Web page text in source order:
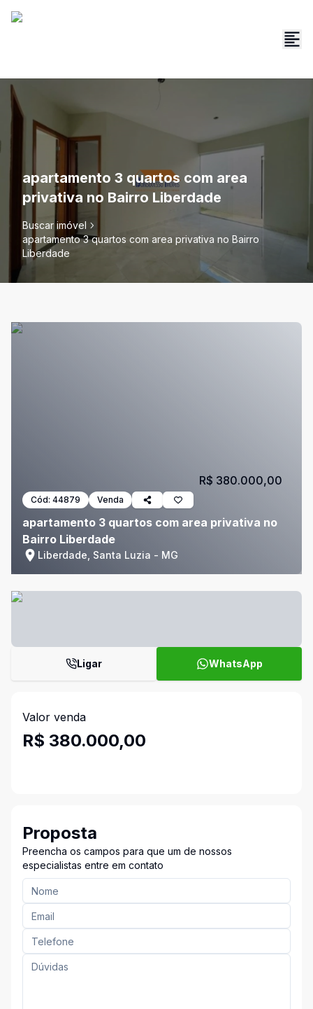
apartamento 3 quartos com area
privativa no Bairro Liberdade
Buscar imóvel
apartamento 3 quartos com area privativa no Bairro
Liberdade
Cód: 44879 Venda
apartamento 3 quartos com area privativa no
Bairro Liberdade
Liberdade, Santa Luzia - MG
R$ 380.000,00
Ligar WhatsApp
Valor venda
R$ 380.000,00
Proposta
Preencha os campos para que um de nossos
especialistas entre em contato